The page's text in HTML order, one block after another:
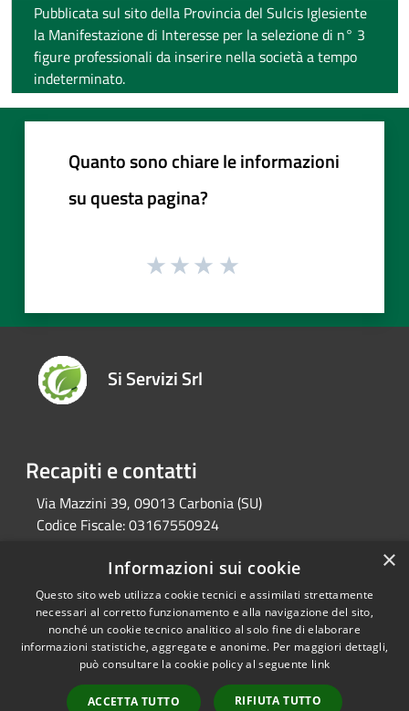
Pubblicata sul sito della Provincia del Sulcis Iglesiente
la Manifestazione di Interesse per la selezione di n° 3
figure professionali da inserire nella società a tempo
indeterminato.
Quanto sono chiare le informazioni
su questa pagina?
Si Servizi Srl
Recapiti e contatti
Via Mazzini 39, 09013 Carbonia (SU)
Codice Fiscale:03167550924
info@siserviziweb.it
Pec:siservizisrl@legalmail.it
RSS
Accessibilità
Copyright © 2026 • Si Servizi
•Accesso redazione
×
Informazioni sui cookie
Questo sito web utilizza cookie tecnici e assimilati strettamente
necessari al corretto funzionamento e alla navigazione del sito,
nonché un cookie tecnico analitico al solo fine di elaborare
informazioni statistiche, aggregate e anonime. Per maggiori dettagli,
può consultare la cookie policy al seguente link
ACCETTA TUTTO RIFIUTA TUTTO